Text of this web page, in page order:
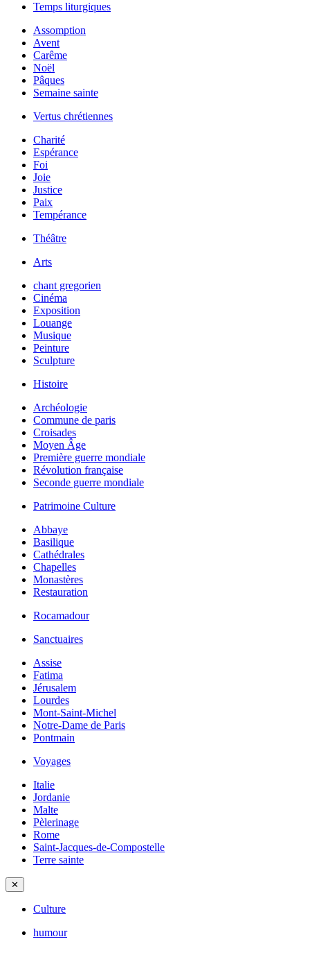
Temps liturgiques
Assomption
Avent
Carême
Noël
Pâques
Semaine sainte
Vertus chrétiennes
Charité
Espérance
Foi
Joie
Justice
Paix
Tempérance
Théâtre
Arts
chant gregorien
Cinéma
Exposition
Louange
Musique
Peinture
Sculpture
Histoire
Archéologie
Commune de paris
Croisades
Moyen Âge
Première guerre mondiale
Révolution française
Seconde guerre mondiale
Patrimoine Culture
Abbaye
Basilique
Cathédrales
Chapelles
Monastères
Restauration
Rocamadour
Sanctuaires
Assise
Fatima
Jérusalem
Lourdes
Mont-Saint-Michel
Notre-Dame de Paris
Pontmain
Voyages
Italie
Jordanie
Malte
Pèlerinage
Rome
Saint-Jacques-de-Compostelle
Terre sainte
✕
Culture
humour